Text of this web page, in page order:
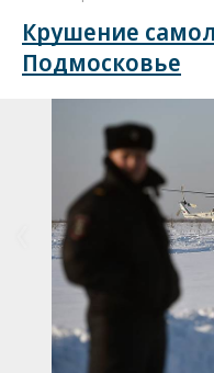
Крушение
Подмосковье